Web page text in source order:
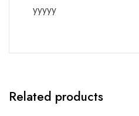
yyyyy
Related products